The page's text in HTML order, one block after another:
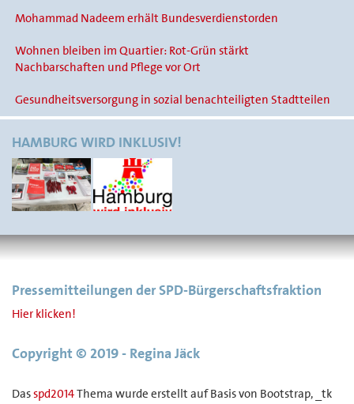
Mohammad Nadeem erhält Bundesverdienstorden
Wohnen bleiben im Quartier: Rot-Grün stärkt
Nachbarschaften und Pflege vor Ort
Gesundheitsversorgung in sozial benachteiligten Stadtteilen
HAMBURG WIRD INKLUSIV!
Pressemitteilungen der SPD-Bürgerschaftsfraktion
Hier klicken!
Copyright © 2019 - Regina Jäck
Dasspd2014Thema wurde erstellt auf Basis von Bootstrap, _tk